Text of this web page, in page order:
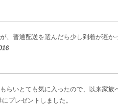
、普通配送を選んだら少し到着が遅
らいとても気に入ったので、以来家族
にプレゼントしました。